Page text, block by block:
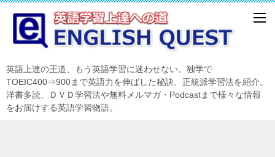
英語上達の王道、もう英語学習に迷わせない。独学で
TOEIC400⇒900まで英語力を伸ばした秘訣、正統派学習法を紹介。
洋書多読、ＤＶＤ学習法や無料メルマガ・Podcastまで様々な情報
をお届けする英語学習物語。